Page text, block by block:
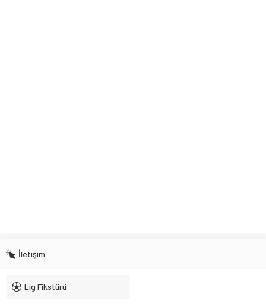
İletişim
Lig Fikstürü